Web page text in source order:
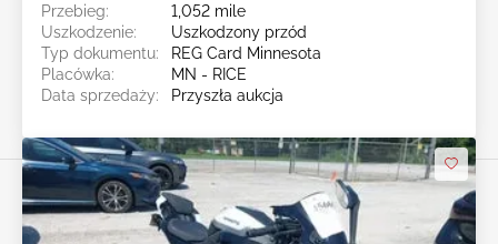
Przebieg:
1,052 mile
Uszkodzenie:
Uszkodzony przód
Typ dokumentu:
REG Card Minnesota
Placówka:
MN - RICE
Data sprzedaży:
Przyszła aukcja